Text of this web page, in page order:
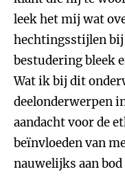
leek het mij wat
hechtingsstijlen bij
bestudering bleek
Wat ik bij dit
deelonderwerpen
aandacht voor de
beïnvloeden van
nauwelijks aan